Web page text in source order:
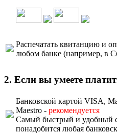
Распечатать квитанцию и
любом банке (например, в
2. Если вы умеете
Банковской картой VISA,
Maestro - рекомендуется
Самый быстрый и удобный
понадобится любая